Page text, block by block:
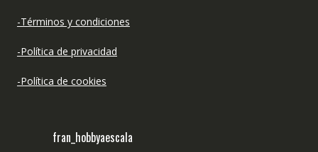
-Términos y condiciones
-Política de privacidad
-Política de cookies
fran_hobbyaescala